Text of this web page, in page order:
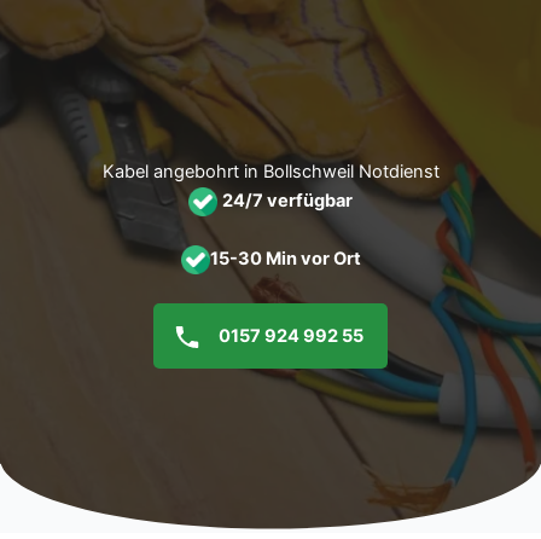
Inhalt
Kabel angebohrt in Bollschweil Notdienst
24/7 verfügbar
15-30 Min vor Ort
0157 924 992 55